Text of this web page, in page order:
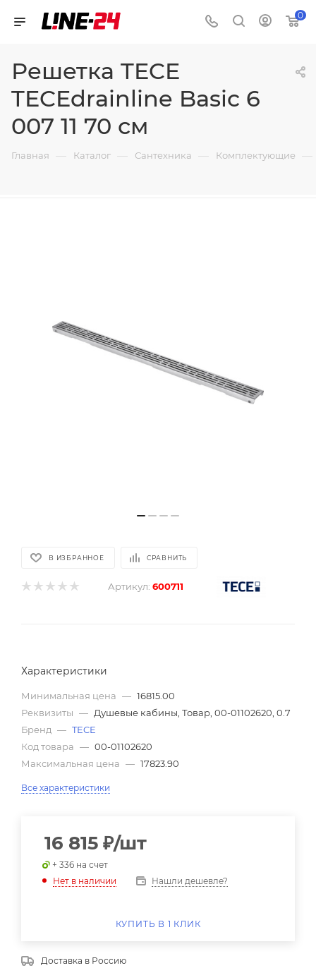
0
Решетка TECE
TECEdrainline Basic 6
007 11 70 см
Главная — Каталог — Сантехника — Комплектующие —
В ИЗБРАННОЕ СРАВНИТЬ
Артикул: 600711
Характеристики
Минимальная цена — 16815.00
Реквизиты — Душевые кабины, Товар, 00-01102620, 0.7
Бренд — TECE
Код товара — 00-01102620
Максимальная цена — 17823.90
Все характеристики
16 815 ₽/шт
+ 336 на счет
Нет в наличии
Нашли дешевле?
КУПИТЬ В 1 КЛИК
Доставка в Россию